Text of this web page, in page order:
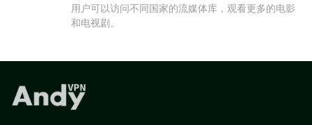
用户可以访问不同国家的流媒体库，观看更多的电影
和电视剧。